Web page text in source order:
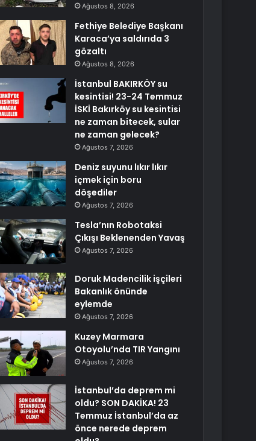
Ağustos 8, 2026
Fethiye Belediye Başkanı
Karaca’ya saldırıda 3
gözaltı
Ağustos 8, 2026
İstanbul BAKIRKÖY su
kesintisi! 23-24 Temmuz
İSKİ Bakırköy su kesintisi
ne zaman bitecek, sular
ne zaman gelecek?
Ağustos 7, 2026
Deniz suyunu lıkır lıkır
içmek için boru
döşediler
Ağustos 7, 2026
Tesla’nın Robotaksi
Çıkışı Beklenenden Yavaş
Ağustos 7, 2026
Doruk Madencilik işçileri
Bakanlık önünde
eylemde
Ağustos 7, 2026
Kuzey Marmara
Otoyolu’nda TIR Yangını
Ağustos 7, 2026
İstanbul’da deprem mi
oldu? SON DAKİKA! 23
Temmuz İstanbul’da az
önce nerede deprem